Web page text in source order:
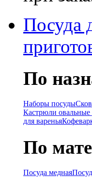
Посуда
По
Наборы посуды
Кастрюли
для варенья
По
Посуда медная